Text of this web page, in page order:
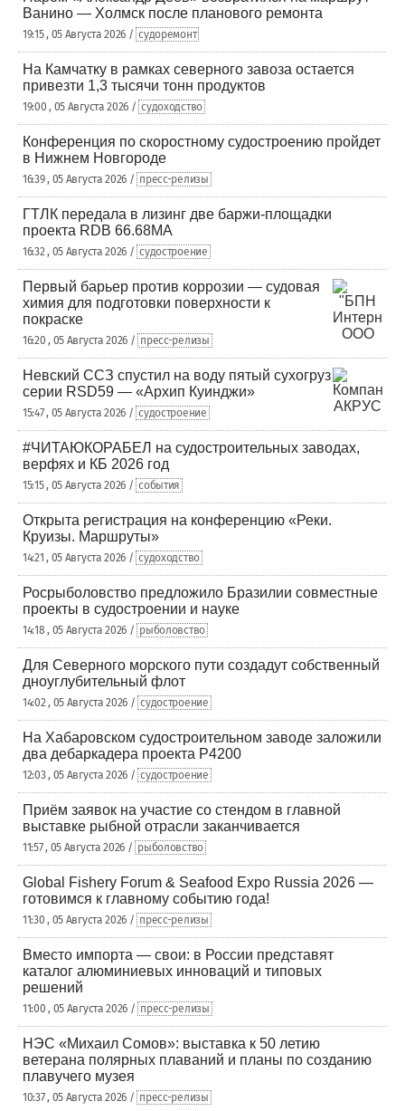
Ванино — Холмск после планового ремонта
19:15 , 05 Августа 2026 / судоремонт
На Камчатку в рамках северного завоза остается
привезти 1,3 тысячи тонн продуктов
19:00 , 05 Августа 2026 / судоходство
Конференция по скоростному судостроению пройдет
в Нижнем Новгороде
16:39 , 05 Августа 2026 / пресс-релизы
ГТЛК передала в лизинг две баржи-площадки
проекта RDB 66.68МА
16:32 , 05 Августа 2026 / судостроение
Первый барьер против коррозии — судовая
химия для подготовки поверхности к
покраске
16:20 , 05 Августа 2026 / пресс-релизы
Невский ССЗ спустил на воду пятый сухогруз
серии RSD59 — «Архип Куинджи»
15:47 , 05 Августа 2026 / судостроение
#ЧИТАЮКОРАБЕЛ на судостроительных заводах,
верфях и КБ 2026 год
15:15 , 05 Августа 2026 / события
Открыта регистрация на конференцию «Реки.
Круизы. Маршруты»
14:21 , 05 Августа 2026 / судоходство
Росрыболовство предложило Бразилии совместные
проекты в судостроении и науке
14:18 , 05 Августа 2026 / рыболовство
Для Северного морского пути создадут собственный
дноуглубительный флот
14:02 , 05 Августа 2026 / судостроение
На Хабаровском судостроительном заводе заложили
два дебаркадера проекта Р4200
12:03 , 05 Августа 2026 / судостроение
Приём заявок на участие со стендом в главной
выставке рыбной отрасли заканчивается
11:57 , 05 Августа 2026 / рыболовство
Global Fishery Forum & Seafood Expo Russia 2026 —
готовимся к главному событию года!
11:30 , 05 Августа 2026 / пресс-релизы
Вместо импорта — свои: в России представят
каталог алюминиевых инноваций и типовых
решений
11:00 , 05 Августа 2026 / пресс-релизы
НЭС «Михаил Сомов»: выставка к 50 летию
ветерана полярных плаваний и планы по созданию
плавучего музея
10:37 , 05 Августа 2026 / пресс-релизы